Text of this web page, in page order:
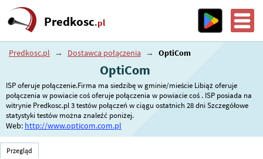
Predkosc.pl
Predkosc.pl → Dostawca połączenia → OptiCom
OptiCom
ISP oferuje połączenie.Firma ma siedzibę w gminie/mieście Libiąż oferuje
połączenia w powiacie coś oferuje połączenia w powiacie coś . ISP posiada na
witrynie Predkosc.pl 3 testów połączeń w ciągu ostatnich 28 dni Szczegółowe
statystyki testów można znaleźć poniżej.
Web: http://www.opticom.com.pl
Przegląd